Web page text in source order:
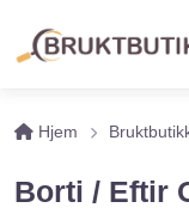
Hjem
Borti / Eftir